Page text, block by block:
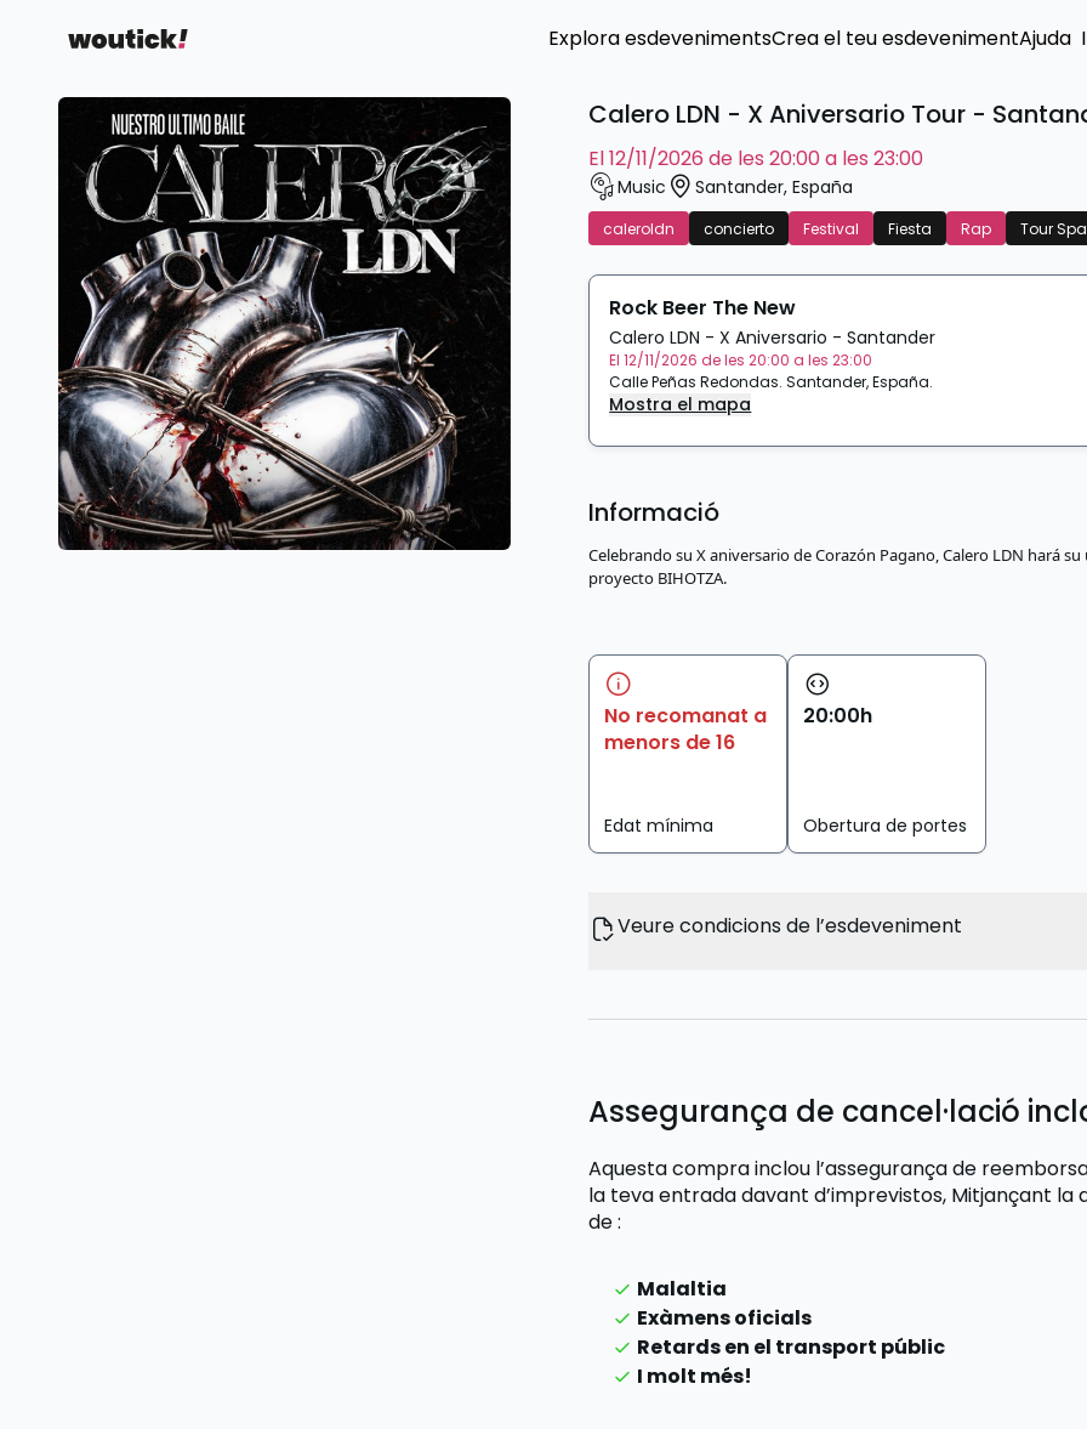
Explora esdevenimentsCrea el teu esdevenimentAjuda
Calero LDN - X Aniversario Tour -
el 12/11/2026 de les 20:00 a les 23:00
Music Santander, España
caleroldn concierto Festival Fiesta Rap Tour
Rock Beer The New
Calero LDN - X Aniversario - Santander
El 12/11/2026 de les 20:00 a les 23:00
Calle Peñas Redondas.Santander,España.
Mostra el mapa
Informació
Celebrando su X aniversario de Corazón Pagano, Calero LDN hará
proyecto BIHOTZA.
No recomanat a
menors de 16
Edat mínima
20:00h
Obertura de portes
Veure condicions de l’esdeveniment
Assegurança de cancel·lació
Aquesta compra inclou l’assegurança de
la teva entrada davant d’imprevistos, Mitjançant la
de:
Malaltia
Exàmens oficials
Retards en el transport públic
I molt més!